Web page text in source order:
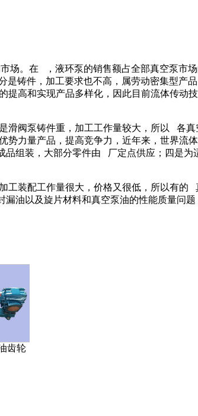
。在 ，液环泵的销售额占全部真空泵市场
铸件，加工要求也不高，属劳动密集型产
高和实现产品多样化，因此目前流体传动
滑阀泵铸件重，加工工作量较大，所以 各
力量产品，提高竞争力，近年来，世界流
组装，大部分零件由 厂定点供应；四是为
工装配工作量很大，价格又很低，所以有
油以及旋片材料和真空泵油的性能质量问
新疆郑州50型软管泵